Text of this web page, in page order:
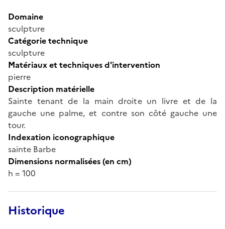
Domaine
sculpture
Catégorie technique
sculpture
Matériaux et techniques d'intervention
pierre
Description matérielle
Sainte tenant de la main droite un livre et de la
gauche une palme, et contre son côté gauche une
tour.
Indexation iconographique
sainte Barbe
Dimensions normalisées (en cm)
h = 100
Historique